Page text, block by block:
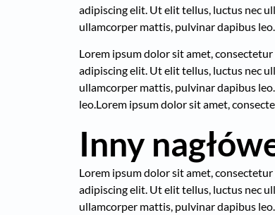
adipiscing elit. Ut elit tellus, luctus nec
ullamcorper mattis, pulvinar dapibus leo.
Lorem ipsum dolor sit amet,
adipiscing elit. Ut elit tellus, luctus nec
ullamcorper mattis, pulvinar dapibus leo.
leo.Lorem ipsum dolor sit amet,
Inny
Lorem ipsum dolor sit amet,
adipiscing elit. Ut elit tellus, luctus nec
ullamcorper mattis, pulvinar dapibus leo.